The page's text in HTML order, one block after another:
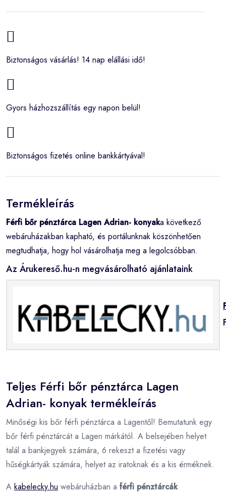
Biztonságos vásárlás! 14 nap elállási idő!
Gyors házhozszállítás egy napon belül!
Biztonságos fizetés online bankkártyával!
Termékleírás
Férfi bőr pénztárca Lagen Adrian- konyaka következő
webáruházakban kapható, és portálunknak köszönhetően
megtudhatja, hogy hol vásárolhatja meg a legolcsóbban.
Az Árukereső.hu-n megvásárolható ajánlataink
Teljes Férfi bőr pénztárca Lagen
Adrian- konyak termékleírás
Minőségi kis bőr férfi pénztárca a Lagentől! Bemutatunk egy
bőr férfi pénztárcát a Lagen márkától. A belsejében helyet
talál a bankjegyek számára, 6 rekeszt a fizetési vagy
hűségkártyák számára, helyet az iratoknak és a kis érméknek.
A kabelecky.hu webáruházban a férfi pénztárcák